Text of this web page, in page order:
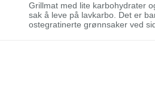
Grillmat med lite karbohydrater
sak å leve på lavkarbo. Det er
ostegratinerte grønnsaker ved